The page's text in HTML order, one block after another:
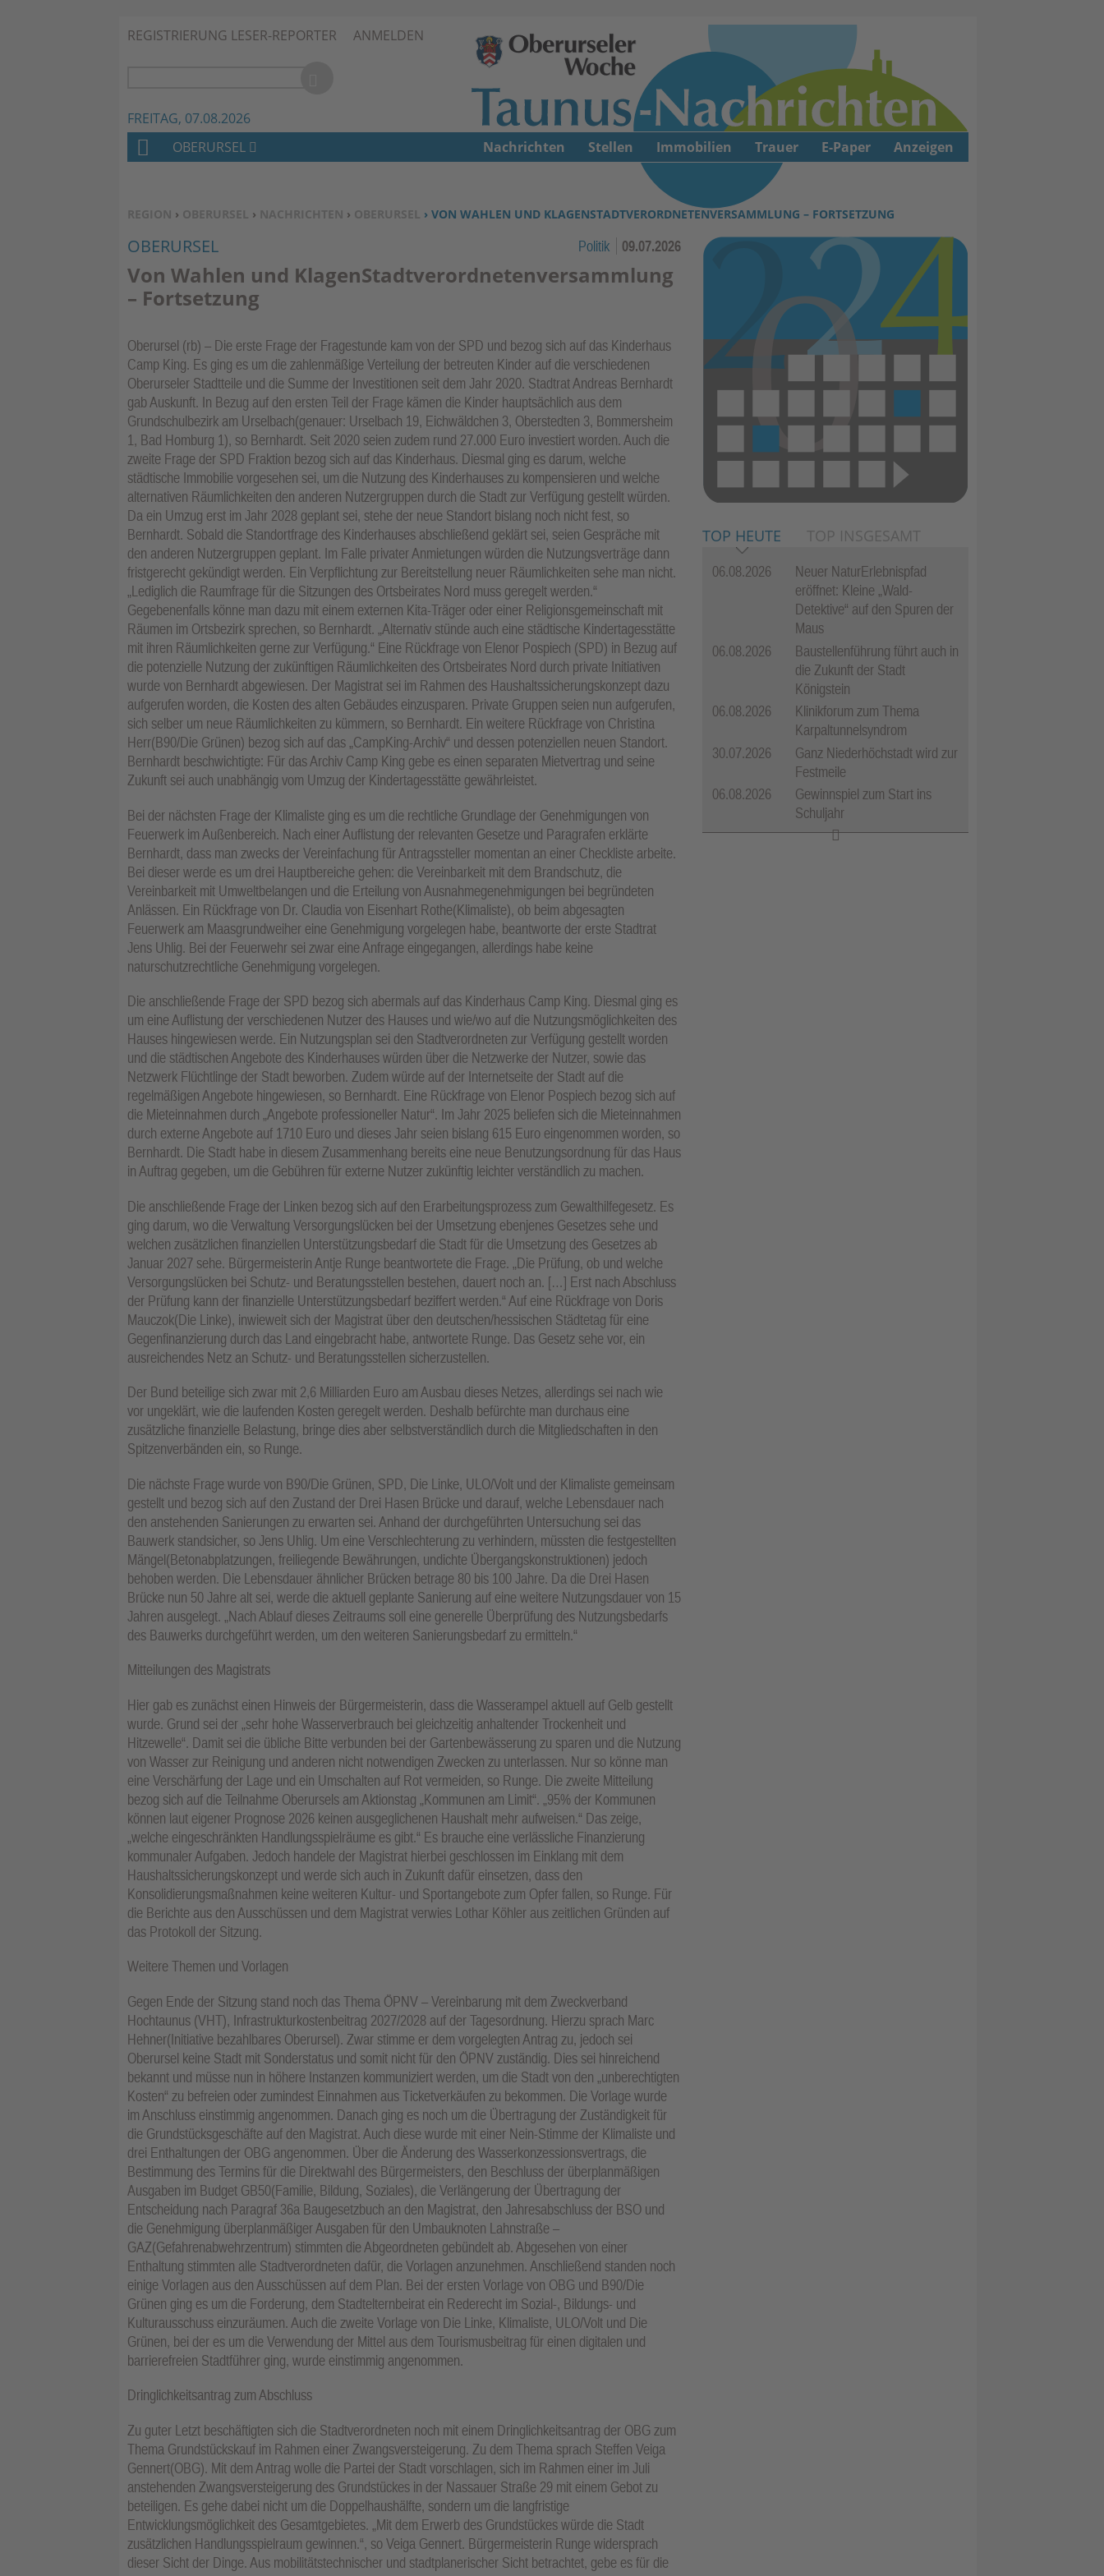
Zum Inhalt springen ↓
REGISTRIERUNG LESER-REPORTER ANMELDEN
FREITAG, 07.08.2026
SIE BEFINDEN SICH HIER:
REGION › OBERURSEL › NACHRICHTEN › OBERURSEL › VON WAHLEN UND KLAGENSTADTVERORDNETENVERSAMMLUNG – FORTSETZUNG
OBERURSEL Politik 09.07.2026
Von Wahlen und KlagenStadtverordnetenversammlung
– Fortsetzung
Oberursel (rb) – Die erste Frage der Fragestunde kam von der SPD und bezog sich auf das Kinderhaus
Camp King. Es ging es um die zahlenmäßige Verteilung der betreuten Kinder auf die verschiedenen
Oberurseler Stadtteile und die Summe der Investitionen seit dem Jahr 2020. Stadtrat Andreas Bernhardt
gab Auskunft. In Bezug auf den ersten Teil der Frage kämen die Kinder hauptsächlich aus dem
Grundschulbezirk am Urselbach(genauer: Urselbach 19, Eichwäldchen 3, Oberstedten 3, Bommersheim
1, Bad Homburg 1), so Bernhardt. Seit 2020 seien zudem rund 27.000 Euro investiert worden. Auch die
zweite Frage der SPD Fraktion bezog sich auf das Kinderhaus. Diesmal ging es darum, welche
städtische Immobilie vorgesehen sei, um die Nutzung des Kinderhauses zu kompensieren und welche
alternativen Räumlichkeiten den anderen Nutzergruppen durch die Stadt zur Verfügung gestellt würden.
Da ein Umzug erst im Jahr 2028 geplant sei, stehe der neue Standort bislang noch nicht fest, so
Bernhardt. Sobald die Standortfrage des Kinderhauses abschließend geklärt sei, seien Gespräche mit
den anderen Nutzergruppen geplant. Im Falle privater Anmietungen würden die Nutzungsverträge dann
fristgerecht gekündigt werden. Ein Verpflichtung zur Bereitstellung neuer Räumlichkeiten sehe man nicht.
„Lediglich die Raumfrage für die Sitzungen des Ortsbeirates Nord muss geregelt werden.“
Gegebenenfalls könne man dazu mit einem externen Kita-Träger oder einer Religionsgemeinschaft mit
Räumen im Ortsbezirk sprechen, so Bernhardt. „Alternativ stünde auch eine städtische Kindertagesstätte
mit ihren Räumlichkeiten gerne zur Verfügung.“ Eine Rückfrage von Elenor Pospiech (SPD) in Bezug auf
die potenzielle Nutzung der zukünftigen Räumlichkeiten des Ortsbeirates Nord durch private Initiativen
wurde von Bernhardt abgewiesen. Der Magistrat sei im Rahmen des Haushaltssicherungskonzept dazu
aufgerufen worden, die Kosten des alten Gebäudes einzusparen. Private Gruppen seien nun aufgerufen,
sich selber um neue Räumlichkeiten zu kümmern, so Bernhardt. Ein weitere Rückfrage von Christina
Herr(B90/Die Grünen) bezog sich auf das „CampKing-Archiv“ und dessen potenziellen neuen Standort.
Bernhardt beschwichtigte: Für das Archiv Camp King gebe es einen separaten Mietvertrag und seine
Zukunft sei auch unabhängig vom Umzug der Kindertagesstätte gewährleistet.
Bei der nächsten Frage der Klimaliste ging es um die rechtliche Grundlage der Genehmigungen von
Feuerwerk im Außenbereich. Nach einer Auflistung der relevanten Gesetze und Paragrafen erklärte
Bernhardt, dass man zwecks der Vereinfachung für Antragssteller momentan an einer Checkliste arbeite.
Bei dieser werde es um drei Hauptbereiche gehen: die Vereinbarkeit mit dem Brandschutz, die
Vereinbarkeit mit Umweltbelangen und die Erteilung von Ausnahmegenehmigungen bei begründeten
Anlässen. Ein Rückfrage von Dr. Claudia von Eisenhart Rothe(Klimaliste), ob beim abgesagten
Feuerwerk am Maasgrundweiher eine Genehmigung vorgelegen habe, beantworte der erste Stadtrat
Jens Uhlig. Bei der Feuerwehr sei zwar eine Anfrage eingegangen, allerdings habe keine
naturschutzrechtliche Genehmigung vorgelegen.
Die anschließende Frage der SPD bezog sich abermals auf das Kinderhaus Camp King. Diesmal ging es
um eine Auflistung der verschiedenen Nutzer des Hauses und wie/wo auf die Nutzungsmöglichkeiten des
Hauses hingewiesen werde. Ein Nutzungsplan sei den Stadtverordneten zur Verfügung gestellt worden
und die städtischen Angebote des Kinderhauses würden über die Netzwerke der Nutzer, sowie das
Netzwerk Flüchtlinge der Stadt beworben. Zudem würde auf der Internetseite der Stadt auf die
regelmäßigen Angebote hingewiesen, so Bernhardt. Eine Rückfrage von Elenor Pospiech bezog sich auf
die Mieteinnahmen durch „Angebote professioneller Natur“. Im Jahr 2025 beliefen sich die Mieteinnahmen
durch externe Angebote auf 1710 Euro und dieses Jahr seien bislang 615 Euro eingenommen worden, so
Bernhardt. Die Stadt habe in diesem Zusammenhang bereits eine neue Benutzungsordnung für das Haus
in Auftrag gegeben, um die Gebühren für externe Nutzer zukünftig leichter verständlich zu machen.
Die anschließende Frage der Linken bezog sich auf den Erarbeitungsprozess zum Gewalthilfegesetz. Es
ging darum, wo die Verwaltung Versorgungslücken bei der Umsetzung ebenjenes Gesetzes sehe und
welchen zusätzlichen finanziellen Unterstützungsbedarf die Stadt für die Umsetzung des Gesetzes ab
Januar 2027 sehe. Bürgermeisterin Antje Runge beantwortete die Frage. „Die Prüfung, ob und welche
Versorgungslücken bei Schutz- und Beratungsstellen bestehen, dauert noch an. […] Erst nach Abschluss
der Prüfung kann der finanzielle Unterstützungsbedarf beziffert werden.“ Auf eine Rückfrage von Doris
Mauczok(Die Linke), inwieweit sich der Magistrat über den deutschen/hessischen Städtetag für eine
Gegenfinanzierung durch das Land eingebracht habe, antwortete Runge. Das Gesetz sehe vor, ein
ausreichendes Netz an Schutz- und Beratungsstellen sicherzustellen.
Der Bund beteilige sich zwar mit 2,6 Milliarden Euro am Ausbau dieses Netzes, allerdings sei nach wie
vor ungeklärt, wie die laufenden Kosten geregelt werden. Deshalb befürchte man durchaus eine
zusätzliche finanzielle Belastung, bringe dies aber selbstverständlich durch die Mitgliedschaften in den
Spitzenverbänden ein, so Runge.
Die nächste Frage wurde von B90/Die Grünen, SPD, Die Linke, ULO/Volt und der Klimaliste gemeinsam
gestellt und bezog sich auf den Zustand der Drei Hasen Brücke und darauf, welche Lebensdauer nach
den anstehenden Sanierungen zu erwarten sei. Anhand der durchgeführten Untersuchung sei das
Bauwerk standsicher, so Jens Uhlig. Um eine Verschlechterung zu verhindern, müssten die festgestellten
Mängel(Betonabplatzungen, freiliegende Bewährungen, undichte Übergangskonstruktionen) jedoch
behoben werden. Die Lebensdauer ähnlicher Brücken betrage 80 bis 100 Jahre. Da die Drei Hasen
Brücke nun 50 Jahre alt sei, werde die aktuell geplante Sanierung auf eine weitere Nutzungsdauer von 15
Jahren ausgelegt. „Nach Ablauf dieses Zeitraums soll eine generelle Überprüfung des Nutzungsbedarfs
des Bauwerks durchgeführt werden, um den weiteren Sanierungsbedarf zu ermitteln.“
Mitteilungen des Magistrats
Hier gab es zunächst einen Hinweis der Bürgermeisterin, dass die Wasserampel aktuell auf Gelb gestellt
wurde. Grund sei der „sehr hohe Wasserverbrauch bei gleichzeitig anhaltender Trockenheit und
Hitzewelle“. Damit sei die übliche Bitte verbunden bei der Gartenbewässerung zu sparen und die Nutzung
von Wasser zur Reinigung und anderen nicht notwendigen Zwecken zu unterlassen. Nur so könne man
eine Verschärfung der Lage und ein Umschalten auf Rot vermeiden, so Runge. Die zweite Mitteilung
bezog sich auf die Teilnahme Oberursels am Aktionstag „Kommunen am Limit“. „95% der Kommunen
können laut eigener Prognose 2026 keinen ausgeglichenen Haushalt mehr aufweisen.“ Das zeige,
„welche eingeschränkten Handlungsspielräume es gibt.“ Es brauche eine verlässliche Finanzierung
kommunaler Aufgaben. Jedoch handele der Magistrat hierbei geschlossen im Einklang mit dem
Haushaltssicherungskonzept und werde sich auch in Zukunft dafür einsetzen, dass den
Konsolidierungsmaßnahmen keine weiteren Kultur- und Sportangebote zum Opfer fallen, so Runge. Für
die Berichte aus den Ausschüssen und dem Magistrat verwies Lothar Köhler aus zeitlichen Gründen auf
das Protokoll der Sitzung.
Weitere Themen und Vorlagen
Gegen Ende der Sitzung stand noch das Thema ÖPNV – Vereinbarung mit dem Zweckverband
Hochtaunus (VHT), Infrastrukturkostenbeitrag 2027/2028 auf der Tagesordnung. Hierzu sprach Marc
Hehner(Initiative bezahlbares Oberursel). Zwar stimme er dem vorgelegten Antrag zu, jedoch sei
Oberursel keine Stadt mit Sonderstatus und somit nicht für den ÖPNV zuständig. Dies sei hinreichend
bekannt und müsse nun in höhere Instanzen kommuniziert werden, um die Stadt von den „unberechtigten
Kosten“ zu befreien oder zumindest Einnahmen aus Ticketverkäufen zu bekommen. Die Vorlage wurde
im Anschluss einstimmig angenommen. Danach ging es noch um die Übertragung der Zuständigkeit für
die Grundstücksgeschäfte auf den Magistrat. Auch diese wurde mit einer Nein-Stimme der Klimaliste und
drei Enthaltungen der OBG angenommen. Über die Änderung des Wasserkonzessionsvertrags, die
Bestimmung des Termins für die Direktwahl des Bürgermeisters, den Beschluss der überplanmäßigen
Ausgaben im Budget GB50(Familie, Bildung, Soziales), die Verlängerung der Übertragung der
Entscheidung nach Paragraf 36a Baugesetzbuch an den Magistrat, den Jahresabschluss der BSO und
die Genehmigung überplanmäßiger Ausgaben für den Umbauknoten Lahnstraße –
GAZ(Gefahrenabwehrzentrum) stimmten die Abgeordneten gebündelt ab. Abgesehen von einer
Enthaltung stimmten alle Stadtverordneten dafür, die Vorlagen anzunehmen. Anschließend standen noch
einige Vorlagen aus den Ausschüssen auf dem Plan. Bei der ersten Vorlage von OBG und B90/Die
Grünen ging es um die Forderung, dem Stadtelternbeirat ein Rederecht im Sozial-, Bildungs- und
Kulturausschuss einzuräumen. Auch die zweite Vorlage von Die Linke, Klimaliste, ULO/Volt und Die
Grünen, bei der es um die Verwendung der Mittel aus dem Tourismusbeitrag für einen digitalen und
barrierefreien Stadtführer ging, wurde einstimmig angenommen.
Dringlichkeitsantrag zum Abschluss
Zu guter Letzt beschäftigten sich die Stadtverordneten noch mit einem Dringlichkeitsantrag der OBG zum
Thema Grundstückskauf im Rahmen einer Zwangsversteigerung. Zu dem Thema sprach Steffen Veiga
Gennert(OBG). Mit dem Antrag wolle die Partei der Stadt vorschlagen, sich im Rahmen einer im Juli
anstehenden Zwangsversteigerung des Grundstückes in der Nassauer Straße 29 mit einem Gebot zu
beteiligen. Es gehe dabei nicht um die Doppelhaushälfte, sondern um die langfristige
Entwicklungsmöglichkeit des Gesamtgebietes. „Mit dem Erwerb des Grundstückes würde die Stadt
zusätzlichen Handlungsspielraum gewinnen.“, so Veiga Gennert. Bürgermeisterin Runge widersprach
dieser Sicht der Dinge. Aus mobilitätstechnischer und stadtplanerischer Sicht betrachtet, gebe es für die
TOP HEUTE TOP INSGESAMT
06.08.2026
Neuer NaturErlebnispfad
eröffnet: Kleine „Wald-
Detektive“ auf den Spuren der
Maus
06.08.2026
Baustellenführung führt auch in
die Zukunft der Stadt
Königstein
06.08.2026
Klinikforum zum Thema
Karpaltunnelsyndrom
30.07.2026
Ganz Niederhöchstadt wird zur
Festmeile
06.08.2026
Gewinnspiel zum Start ins
Schuljahr
H
M
E
OBERURSEL Nachrichten Stellen Immobilien Trauer E-Paper Anzeigen